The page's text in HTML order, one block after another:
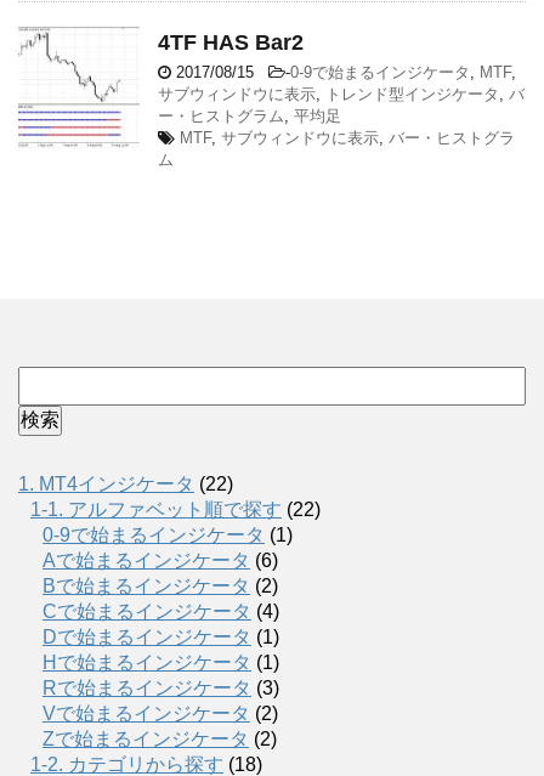
4TF HAS Bar2
2017/08/15 -0-9で始まるインジケータ MTF,
サブウィンドウに表示
トレンド型インジケータ
バ
ー・ヒストグラム
平均足
MTF, サブウィンドウに表示 バー・ヒストグラ
ム
1. MT4インジケータ (22)
1-1. アルファベット順で探す (22)
0-9で始まるインジケータ (1)
Aで始まるインジケータ (6)
Bで始まるインジケータ (2)
Cで始まるインジケータ (4)
Dで始まるインジケータ (1)
Hで始まるインジケータ (1)
Rで始まるインジケータ (3)
Vで始まるインジケータ (2)
Zで始まるインジケータ (2)
1-2. カテゴリから探す (18)